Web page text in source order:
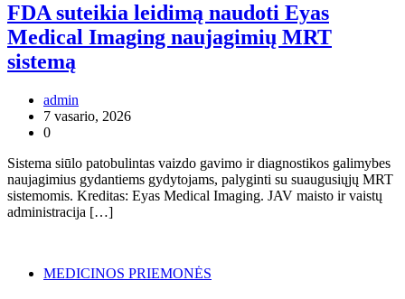
FDA suteikia leidimą naudoti Eyas
Medical Imaging naujagimių MRT
sistemą
admin
7 vasario, 2026
0
Sistema siūlo patobulintas vaizdo gavimo ir diagnostikos galimybes
naujagimius gydantiems gydytojams, palyginti su suaugusiųjų MRT
sistemomis. Kreditas: Eyas Medical Imaging. JAV maisto ir vaistų
administracija […]
MEDICINOS PRIEMONĖS